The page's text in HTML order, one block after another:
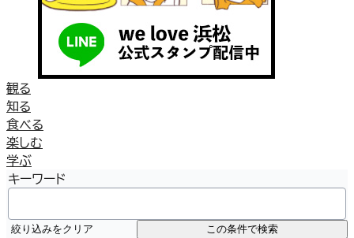
観る
知る
食べる
楽しむ
学ぶ
キーワード
絞り込みをクリア この条件で検索